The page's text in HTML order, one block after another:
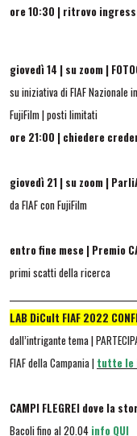
ore 10:30 | ritrovo
giovedì 14 | su zoom |
su iniziativa di FIAF Nazionale
FujiFilm | posti limitati
ore 21:00 | chiedere
giovedì 21 | su zoom |
da FIAF con FujiFilm
entro fine mese | Premio
primi scatti della ricerca
LAB DiCult FIAF 2022
dall’intrigante tema|
FIAF della Campania | tutte le
CAMPI FLEGREI dove la
Bacoli fino al 20.04 info QUI